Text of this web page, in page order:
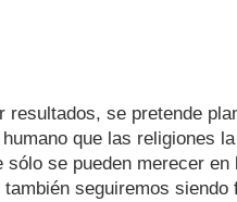
resultados, se pretende
que las religiones
se pueden merecer
seguiremos siendo